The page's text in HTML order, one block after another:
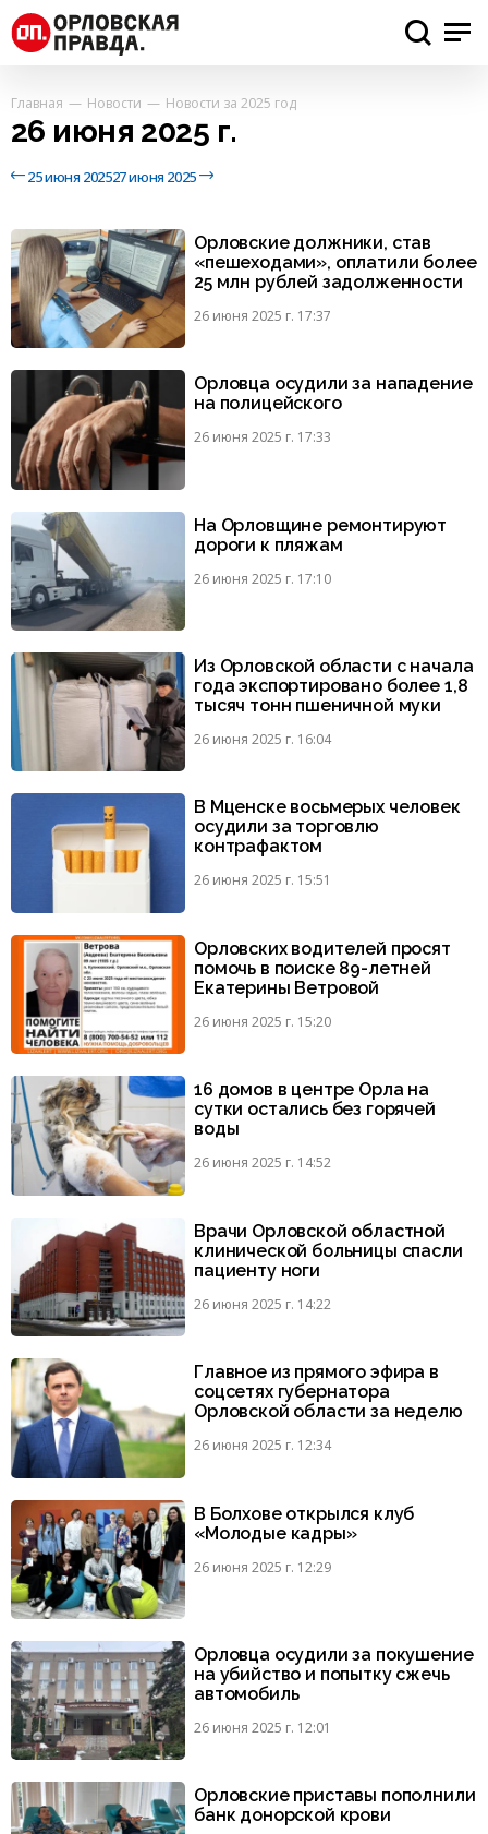
Главная Новости Новости за 2025 год
26 июня 2025 г.
25 июня 202527 июня 2025
Орловские должники, став
«пешеходами», оплатили более
25 млн рублей задолженности
26 июня 2025 г. 17:37
Орловца осудили за нападение
на полицейского
26 июня 2025 г. 17:33
На Орловщине ремонтируют
дороги к пляжам
26 июня 2025 г. 17:10
Из Орловской области с начала
года экспортировано более 1,8
тысяч тонн пшеничной муки
26 июня 2025 г. 16:04
В Мценске восьмерых человек
осудили за торговлю
контрафактом
26 июня 2025 г. 15:51
Орловских водителей просят
помочь в поиске 89-летней
Екатерины Ветровой
26 июня 2025 г. 15:20
16 домов в центре Орла на
сутки остались без горячей
воды
26 июня 2025 г. 14:52
Врачи Орловской областной
клинической больницы спасли
пациенту ноги
26 июня 2025 г. 14:22
Главное из прямого эфира в
соцсетях губернатора
Орловской области за неделю
26 июня 2025 г. 12:34
В Болхове открылся клуб
«Молодые кадры»
26 июня 2025 г. 12:29
Орловца осудили за покушение
на убийство и попытку сжечь
автомобиль
26 июня 2025 г. 12:01
Орловские приставы пополнили
банк донорской крови